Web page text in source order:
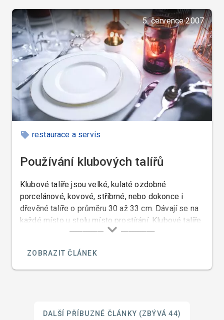
5. července 2007
restaurace a servis
Používání klubových talířů
Klubové talíře jsou velké, kulaté ozdobné
porcelánové, kovové, stříbrné, nebo dokonce i
dřevěné talíře o průměru 30 až 33 cm. Dávají se na
každé místo u stolu místo prostírání. Klubové talíře
pocházejí z anglického base plates nebo service
(německy) anebo také Assiette de présentation
(francouzsky).
ZOBRAZIT ČLÁNEK
DALŠÍ PŘÍBUZNÉ ČLÁNKY (ZBÝVÁ 44)